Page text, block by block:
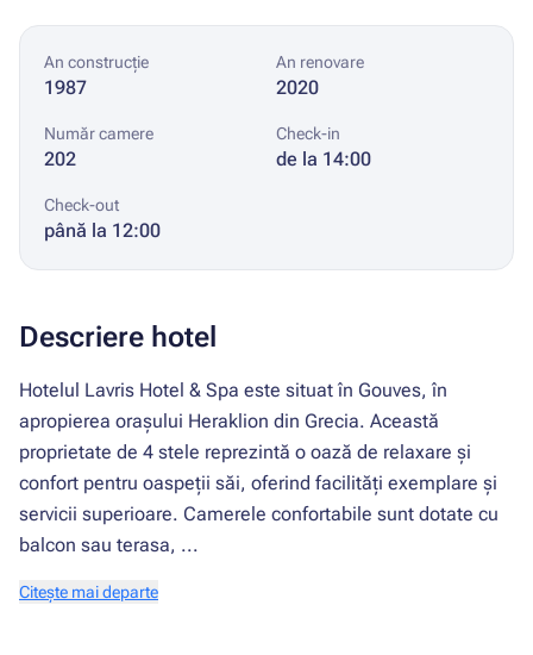
An construcție
1987
An renovare
2020
Număr camere
202
Check-in
de la 14:00
Check-out
până la 12:00
Descriere hotel
Hotelul Lavris Hotel & Spa este situat în Gouves, în
apropierea orașului Heraklion din Grecia. Această
proprietate de 4 stele reprezintă o oază de relaxare și
confort pentru oaspeții săi, oferind facilități exemplare și
servicii superioare. Camerele confortabile sunt dotate cu
balcon sau terasa, ...
Citește mai departe